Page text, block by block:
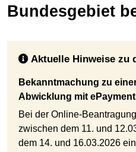
Bundesgebiet
Aktuelle Hinweise zu
Bekanntmachung zu
Abwicklung mit ePayment
Bei der Online-
zwischen dem 11. und
dem 14. und 16.03.2026